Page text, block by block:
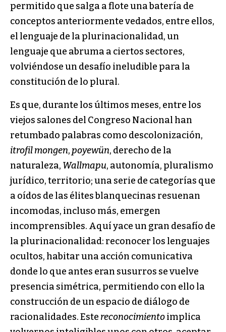
permitido que salga a flote una batería de
conceptos anteriormente vedados, entre ellos,
el lenguaje de la plurinacionalidad, un
lenguaje que abruma a ciertos sectores,
volviéndose un desafío ineludible para la
constitución de lo plural.
Es que, durante los últimos meses, entre los
viejos salones del Congreso Nacional han
retumbado palabras como descolonización,
itrofil mongen,poyewün, derecho de la
naturaleza, Wallmapu, autonomía, pluralismo
jurídico, territorio; una serie de categorías que
a oídos de las élites blanquecinas resuenan
incomodas, incluso más, emergen
incomprensibles. Aquí yace un gran desafío de
la plurinacionalidad: reconocer los lenguajes
ocultos, habitar una acción comunicativa
donde lo que antes eran susurros se vuelve
presencia simétrica, permitiendo con ello la
construcción de un espacio de diálogo de
racionalidades. Este reconocimientoimplica